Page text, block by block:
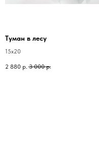
Туман в лесу
15х20
2 880 р. 3 000 р.